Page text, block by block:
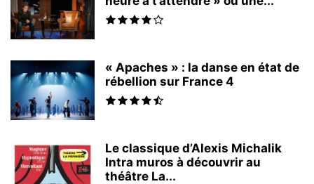
« Apaches » : la danse en état de
rébellion sur France 4
Le classique d’Alexis Michalik
Intra muros à découvrir au
théâtre La...